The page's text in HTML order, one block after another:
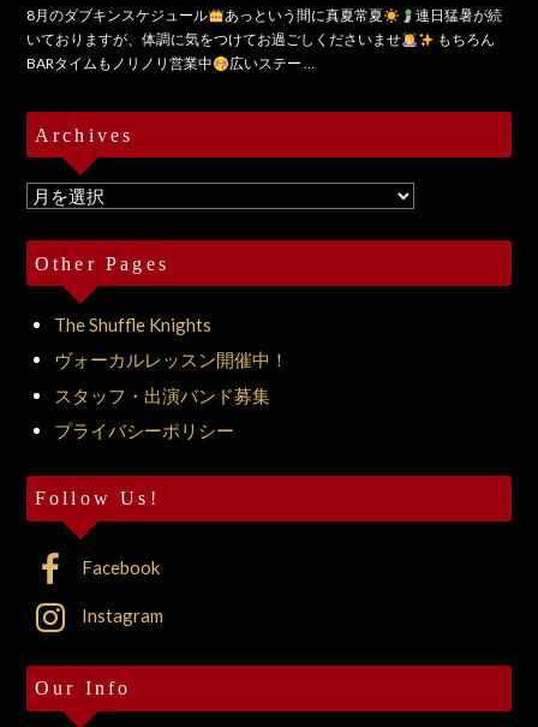
8月のダブキンスケジュール あっという間に真夏常夏
連日猛暑が続
いておりますが、体調に気をつけてお過ごしくださいませ
もちろん
BARタイムもノリノリ営業中
広いステー …
Archives
Archives
Other Pages
The Shuffle Knights
ヴォーカルレッスン開催中！
スタッフ・出演バンド募集
プライバシーポリシー
Follow Us!
Facebook
Instagram
Our Info